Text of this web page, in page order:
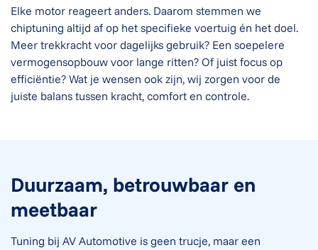
Elke motor reageert anders. Daarom stemmen we
chiptuning altijd af op het specifieke voertuig én het doel.
Meer trekkracht voor dagelijks gebruik? Een soepelere
vermogensopbouw voor lange ritten? Of juist focus op
efficiëntie? Wat je wensen ook zijn, wij zorgen voor de
juiste balans tussen kracht, comfort en controle.
Duurzaam, betrouwbaar en
meetbaar
Tuning bij AV Automotive is geen trucje, maar een